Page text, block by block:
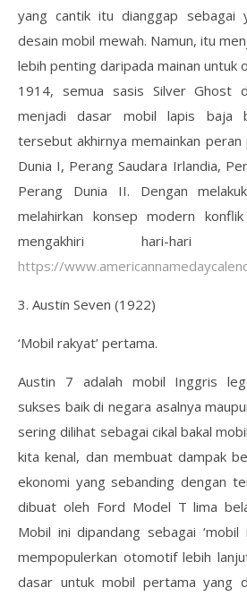
yang cantik itu dianggap sebagai
desain mobil mewah. Namun, itu
lebih penting daripada mainan untuk
1914, semua sasis Silver Ghost
menjadi dasar mobil lapis baja
tersebut akhirnya memainkan
Dunia I, Perang Saudara Irlandia,
Perang Dunia II. Dengan
melahirkan konsep modern
mengakhiri hari-hari
https://
3. Austin Seven (1922)
‘Mobil rakyat’ pertama.
Austin 7 adalah mobil Inggris
sukses baik di negara asalnya
sering dilihat sebagai cikal bakal
kita kenal, dan membuat dampak
ekonomi yang sebanding dengan
dibuat oleh Ford Model T lima
Mobil ini dipandang sebagai
mempopulerkan otomotif lebih
dasar untuk mobil pertama yang